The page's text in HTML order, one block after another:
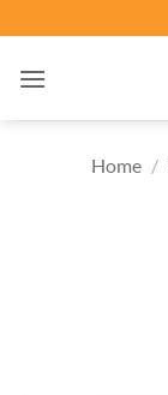
ai
contenuti
Home /